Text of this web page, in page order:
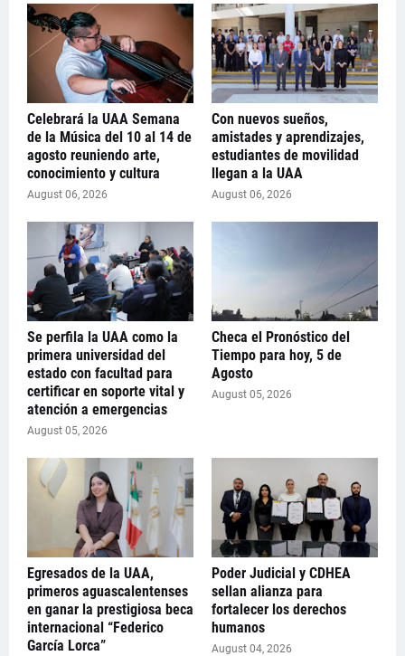
Celebrará la UAA Semana
de la Música del 10 al 14 de
agosto reuniendo arte,
conocimiento y cultura
August 06, 2026
Con nuevos sueños,
amistades y aprendizajes,
estudiantes de movilidad
llegan a la UAA
August 06, 2026
Se perfila la UAA como la
primera universidad del
estado con facultad para
certificar en soporte vital y
atención a emergencias
August 05, 2026
Checa el Pronóstico del
Tiempo para hoy, 5 de
Agosto
August 05, 2026
Egresados de la UAA,
primeros aguascalentenses
en ganar la prestigiosa beca
internacional “Federico
García Lorca”
Poder Judicial y CDHEA
sellan alianza para
fortalecer los derechos
humanos
August 04, 2026